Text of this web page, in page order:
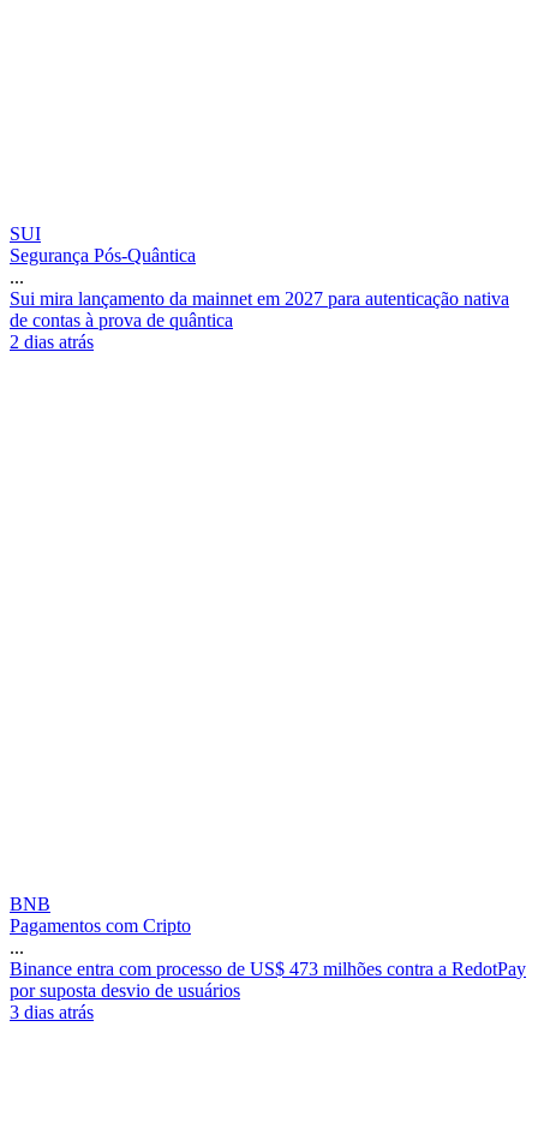
SUI
Segurança Pós-Quântica
...
Sui mira lançamento da mainnet em 2027 para autenticação nativa
de contas à prova de quântica
2 dias atrás
BNB
Pagamentos com Cripto
...
Binance entra com processo de US$ 473 milhões contra a RedotPay
por suposta desvio de usuários
3 dias atrás